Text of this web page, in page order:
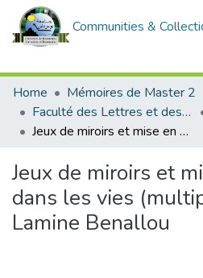
Communities &
Home
Mémoires de Master 2
Faculté des Lettres et des Langues
Jeux de miroirs et mise en abîme dans les vies (multiples) d’Adam de Lamine Benallou
Jeux de miroirs et
dans les vies
Lamine Benallou